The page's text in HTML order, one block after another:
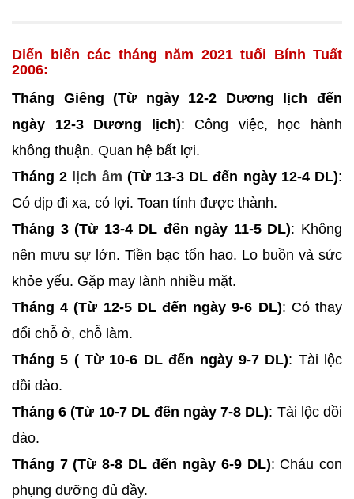
Diến biến các tháng năm 2021 tuổi Bính Tuất
2006:
Tháng Giêng (Từ ngày 12-2 Dương lịch đến
ngày 12-3 Dương lịch): Công việc, học hành
không thuận. Quan hệ bất lợi.
Tháng 2 lịch âm (Từ 13-3 DL đến ngày 12-4 DL):
Có dịp đi xa, có lợi. Toan tính được thành.
Tháng 3 (Từ 13-4 DL đến ngày 11-5 DL): Không
nên mưu sự lớn. Tiền bạc tổn hao. Lo buồn và sức
khỏe yếu. Gặp may lành nhiều mặt.
Tháng 4 (Từ 12-5 DL đến ngày 9-6 DL): Có thay
đổi chỗ ở, chỗ làm.
Tháng 5 ( Từ 10-6 DL đến ngày 9-7 DL): Tài lộc
dồi dào.
Tháng 6 (Từ 10-7 DL đến ngày 7-8 DL): Tài lộc dồi
dào.
Tháng 7 (Từ 8-8 DL đến ngày 6-9 DL): Cháu con
phụng dưỡng đủ đầy.